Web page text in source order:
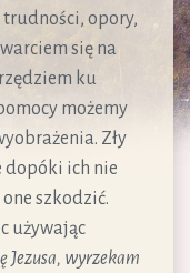
trudności, opory,
się na
ku
możemy
Zły
dopóki ich nie
szkodzić.
używając
Jezusa, wyrzekam